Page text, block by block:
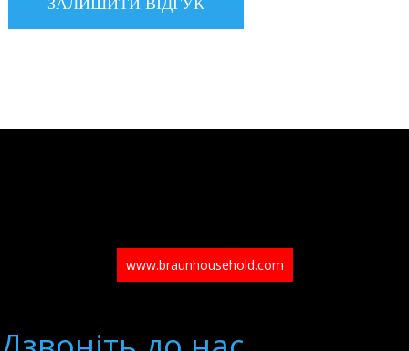
www.braunhousehold.com